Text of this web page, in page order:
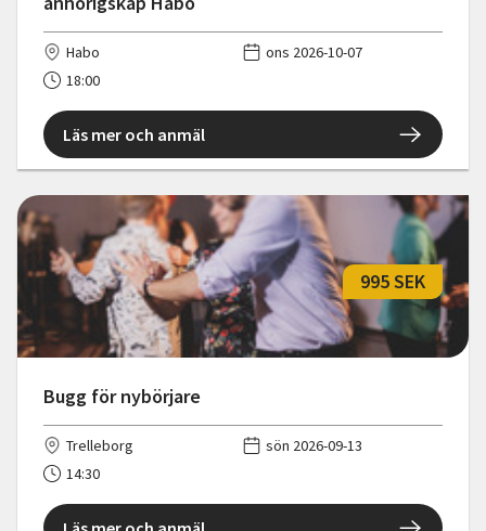
Habo
ons 2026-10-07
18:00
Läs mer och anmäl
Bugg för nybörjare
995 SEK
Trelleborg
sön 2026-09-13
14:30